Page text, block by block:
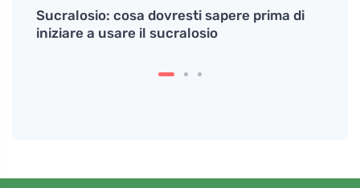
Sucralosio: cosa dovresti sapere prima di
iniziare a usare il sucralosio